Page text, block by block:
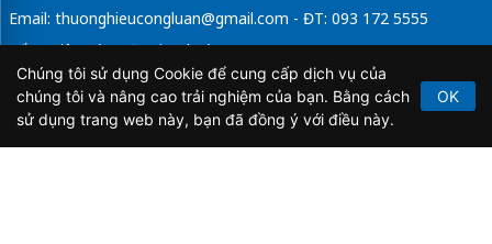
Email: thuonghieucongluan@gmail.com - ĐT: 093 172 5555
Tổng Biên Tập: Vũ Đức Thuận
Giấy phép hoạt động báo chí điện tử số 64/GP-BTTTT do Bộ
Thông tin và Truyền thông cấp ngày 21/2/2020.
Chúng tôi sử dụng Cookie để cung cấp dịch vụ của
chúng tôi và nâng cao trải nghiệm của bạn. Bằng cách
sử dụng trang web này, bạn đã đồng ý với điều này.
OK